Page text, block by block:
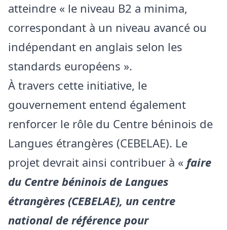
atteindre « le niveau B2 a minima,
correspondant à un niveau avancé ou
indépendant en anglais selon les
standards européens ».
À travers cette initiative, le
gouvernement entend également
renforcer le rôle du Centre béninois de
Langues étrangères (CEBELAE). Le
projet devrait ainsi contribuer à « faire
du Centre béninois de Langues
étrangères (CEBELAE), un centre
national de référence pour